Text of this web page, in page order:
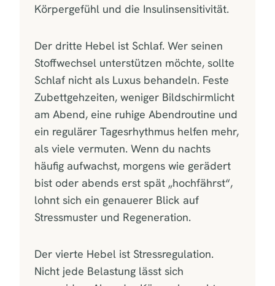
Körpergefühl und die Insulinsensitivität.
Der dritte Hebel ist Schlaf. Wer seinen
Stoffwechsel unterstützen möchte, sollte
Schlaf nicht als Luxus behandeln. Feste
Zubettgehzeiten, weniger Bildschirmlicht
am Abend, eine ruhige Abendroutine und
ein regulärer Tagesrhythmus helfen mehr,
als viele vermuten. Wenn du nachts
häufig aufwachst, morgens wie gerädert
bist oder abends erst spät „hochfährst“,
lohnt sich ein genauerer Blick auf
Stressmuster und Regeneration.
Der vierte Hebel ist Stressregulation.
Nicht jede Belastung lässt sich